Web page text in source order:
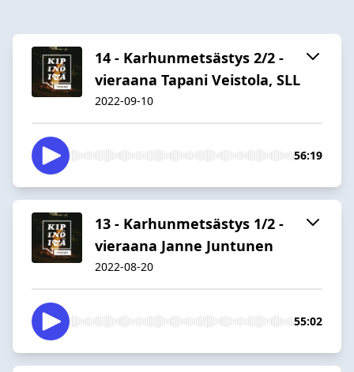
14 - Karhunmetsästys 2/2 -
vieraana Tapani Veistola, SLL
2022-09-10
56:19
13 - Karhunmetsästys 1/2 -
vieraana Janne Juntunen
2022-08-20
55:02